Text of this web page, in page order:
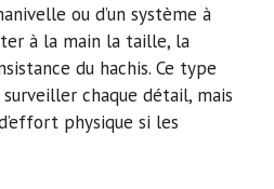
ou d’un système à
à la main la taille, la
du hachis. Ce type
chaque détail, mais
physique si les